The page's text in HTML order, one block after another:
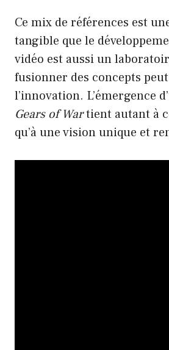
Ce mix de références est
tangible que le
vidéo est aussi un
fusionner des concepts
l’innovation. L’émergence
Gears of Wartient autant à
qu’à une vision unique et